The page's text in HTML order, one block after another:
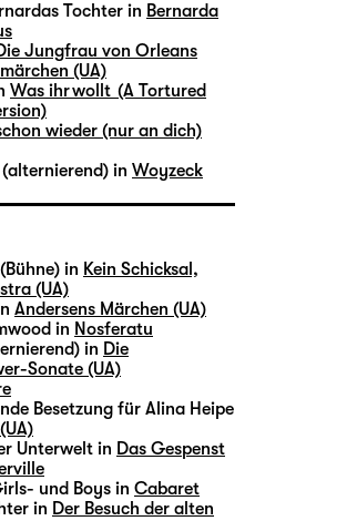
Tochter in Bernarda
Jungfrau von Orleans
(UA)
Was ihr wollt (A Tortured
wieder (nur an dich)
in Woyzeck
in Kein Schicksal,
(UA)
Andersens Märchen (UA)
in Nosferatu
in Die
Sonate (UA)
Besetzung für Alina Heipe
Unterwelt in Das Gespenst
und Boys in Cabaret
in Der Besuch der alten